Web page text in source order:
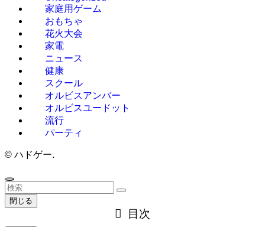
家庭用ゲーム
おもちゃ
花火大会
家電
ニュース
健康
スクール
オルビスアンバー
オルビスユードット
流行
パーティ
© ハドゲー.
閉じる
目次